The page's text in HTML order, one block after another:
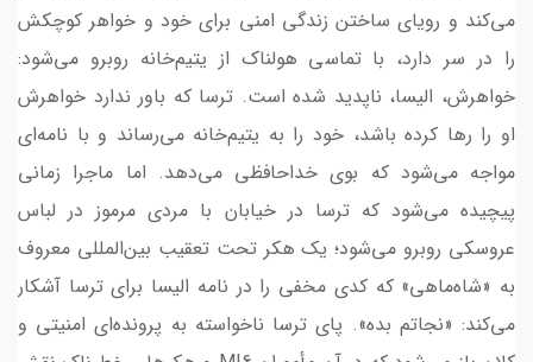
می‌کند و رویای ساختن زندگی امنی برای خود و خواهر کوچکش
را در سر دارد، با تماسی هولناک از یتیم‌خانه روبرو می‌شود:
خواهرش، الیسا، ناپدید شده است. ترسا که باور ندارد خواهرش
او را رها کرده باشد، خود را به یتیم‌خانه می‌رساند و با نامه‌ای
مواجه می‌شود که بوی خداحافظی می‌دهد. اما ماجرا زمانی
پیچیده می‌شود که ترسا در خیابان با مردی مرموز در لباس
عروسکی روبرو می‌شود؛ یک هکر تحت تعقیب بین‌المللی معروف
به «شاه‌ماهی» که کدی مخفی را در نامه الیسا برای ترسا آشکار
می‌کند: «نجاتم بده». پای ترسا ناخواسته به پرونده‌ای امنیتی و